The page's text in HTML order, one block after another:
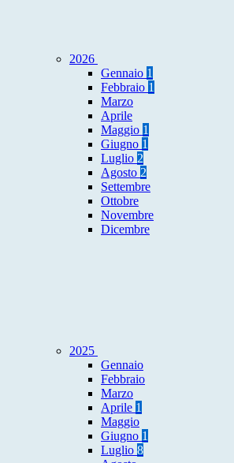
2026
Gennaio 1
Febbraio 1
Marzo
Aprile
Maggio 1
Giugno 1
Luglio 2
Agosto 2
Settembre
Ottobre
Novembre
Dicembre
2025
Gennaio
Febbraio
Marzo
Aprile 1
Maggio
Giugno 1
Luglio 8